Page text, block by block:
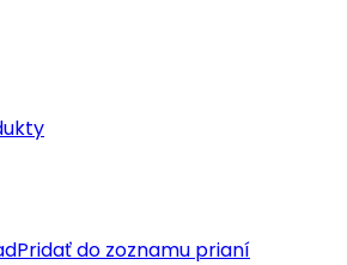
Pridať do zoznamu prianí